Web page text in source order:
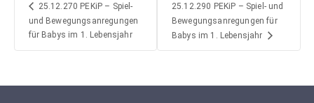
25.12.270 PEKiP – Spiel-
und Bewegungsanregungen
für Babys im 1. Lebensjahr
25.12.290 PEKiP – Spiel- und
Bewegungsanregungen für
Babys im 1. Lebensjahr